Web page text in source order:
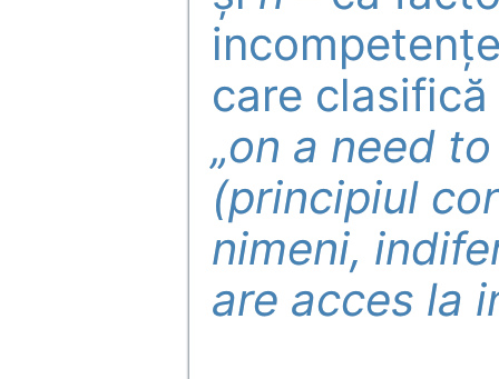
care
„on a need
(principiul
nimeni,
are acces la